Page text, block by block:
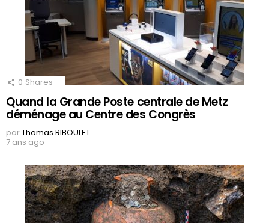
0 Shares
Quand la Grande Poste centrale de Metz
déménage au Centre des Congrès
parThomas RIBOULET
7 ans ago